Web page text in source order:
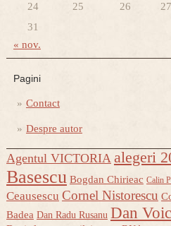
24
25 26 27
31
« nov.
Pagini
Contact
Despre autor
Agentul VICTORIA alegeri
Basescu Bogdan Chirieac Calin
Ceausescu Cornel Nistorescu
Badea Dan Radu Rusanu Dan